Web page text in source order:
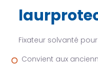
Fixateur solvanté
Convient aux